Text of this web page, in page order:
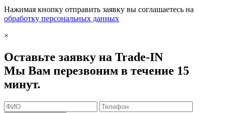
Нажимая кнопку отправить заявку вы соглашаетесь на
обработку персональных данных
×
Оставьте заявку на Trade-IN
Мы Вам перезвоним в течение 15
минут.